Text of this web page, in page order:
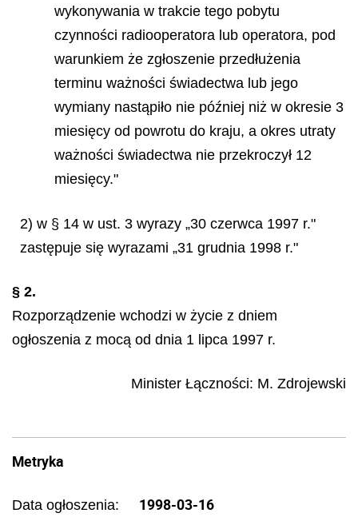
wykonywania w trakcie tego pobytu
czynności radiooperatora lub operatora, pod
warunkiem że zgłoszenie przedłużenia
terminu ważności świadectwa lub jego
wymiany nastąpiło nie później niż w okresie 3
miesięcy od powrotu do kraju, a okres utraty
ważności świadectwa nie przekroczył 12
miesięcy."
2) w § 14 w ust. 3 wyrazy „30 czerwca 1997 r."
zastępuje się wyrazami „31 grudnia 1998 r."
§ 2.
Rozporządzenie wchodzi w życie z dniem
ogłoszenia z mocą od dnia 1 lipca 1997 r.
Minister Łączności: M. Zdrojewski
Metryka
Data ogłoszenia:
1998-03-16